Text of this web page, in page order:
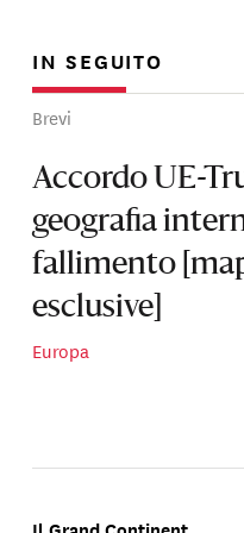
IN SEGUITO
Brevi
Accordo UE-
geografia
fallimento
esclusive]
Europa